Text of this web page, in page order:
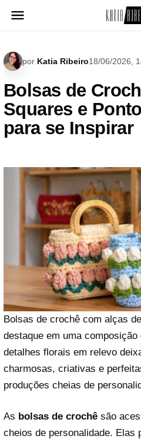
para
por Katia Ribeiro18/06/2026,
Bolsas de
Squares e
para se Inspirar
Bolsas de crochê com alças
destaque em uma
detalhes florais em relevo
charmosas, criativas e
produções cheias de
As bolsas de crochê são
cheios de personalidade. Elas